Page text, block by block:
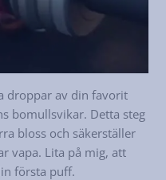
droppar av din favorit
bomullsvikar. Detta steg
bloss och säkerställer
vapa. Lita på mig, att
första puff.